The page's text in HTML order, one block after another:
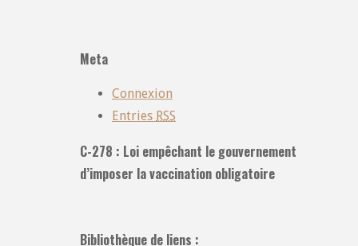
toutes
Meta
Connexion
Entries RSS
C-278 : Loi empêchant le gouvernement
d’imposer la vaccination obligatoire
Bibliothèque de liens :